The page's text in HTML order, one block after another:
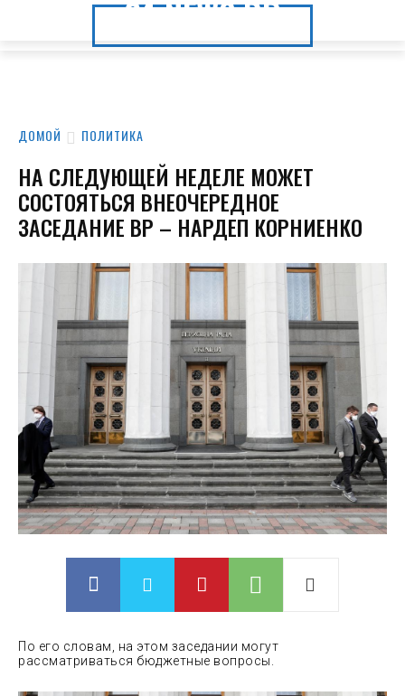
24.NEWS.DP
24.NEWS.DP
ДОМОЙ ПОЛИТИКА
НА СЛЕДУЮЩЕЙ НЕДЕЛЕ МОЖЕТ
СОСТОЯТЬСЯ ВНЕОЧЕРЕДНОЕ
ЗАСЕДАНИЕ ВР – НАРДЕП КОРНИЕНКО
По его словам, на этом заседании могут
рассматриваться бюджетные вопросы.